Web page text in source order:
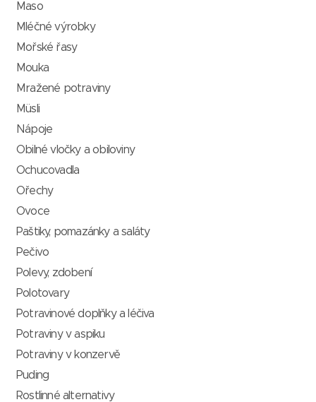
Maso
Mléčné výrobky
Mořské řasy
Mouka
Mražené potraviny
Müsli
Nápoje
Obilné vločky a obiloviny
Ochucovadla
Ořechy
Ovoce
Paštiky, pomazánky a saláty
Pečivo
Polevy, zdobení
Polotovary
Potravinové doplňky a léčiva
Potraviny v aspiku
Potraviny v konzervě
Puding
Rostlinné alternativy